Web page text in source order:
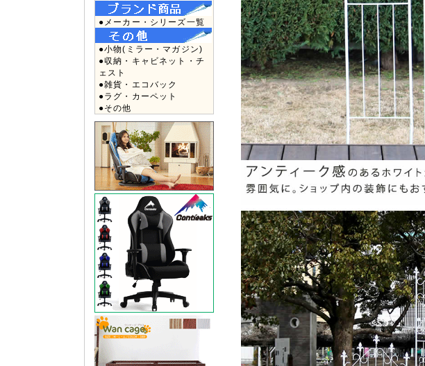
●メーカー・シリーズ一覧
●小物(ミラー・マガジン)
●収納・キャビネット・チ
ェスト
●雑貨・エコバック
●ラグ・カーペット
●その他